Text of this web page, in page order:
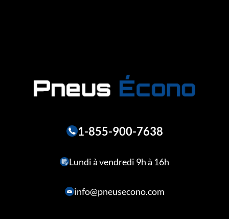
1-855-900-7638
Lundi à vendredi 9h à 16h
info@pneusecono.com